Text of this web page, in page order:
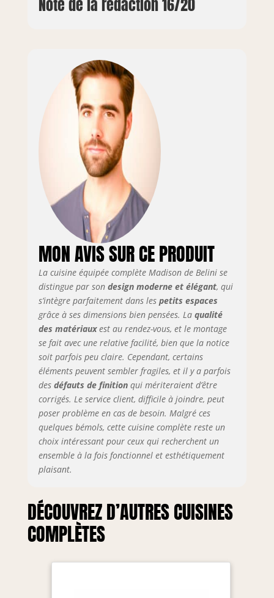
Note de la rédaction 16/20
MON AVIS SUR CE PRODUIT
La cuisine équipée complète Madison de Belini se
distingue par son design moderne et élégant, qui
s’intègre parfaitement dans les petits espaces
grâce à ses dimensions bien pensées. La qualité
des matériauxest au rendez-vous, et le montage
se fait avec une relative facilité, bien que la notice
soit parfois peu claire. Cependant, certains
éléments peuvent sembler fragiles, et il y a parfois
des défauts de finitionqui mériteraient d’être
corrigés. Le service client, difficile à joindre, peut
poser problème en cas de besoin. Malgré ces
quelques bémols, cette cuisine complète reste un
choix intéressant pour ceux qui recherchent un
ensemble à la fois fonctionnel et esthétiquement
plaisant.
DÉCOUVREZ D’AUTRES CUISINES
COMPLÈTES